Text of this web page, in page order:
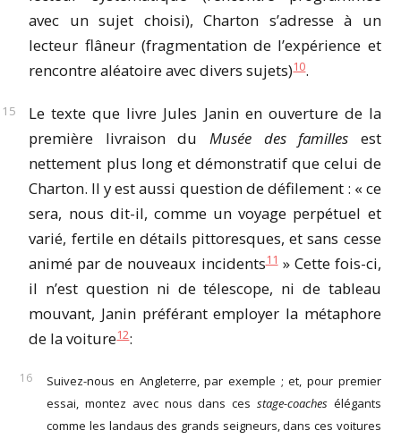
avec un sujet choisi), Charton s’adresse à un
lecteur flâneur (fragmentation de l’expérience et
rencontre aléatoire avec divers sujets)10.
Le texte que livre Jules Janin en ouverture de la
première livraison du Musée des familles est
nettement plus long et démonstratif que celui de
Charton. Il y est aussi question de défilement : « ce
sera, nous dit-il, comme un voyage perpétuel et
varié, fertile en détails pittoresques, et sans cesse
animé par de nouveaux incidents11» Cette fois-ci,
il n’est question ni de télescope, ni de tableau
mouvant, Janin préférant employer la métaphore
de la voiture12:
Suivez-nous en Angleterre, par exemple ; et, pour premier
essai, montez avec nous dans ces stage-coachesélégants
comme les landaus des grands seigneurs, dans ces voitures